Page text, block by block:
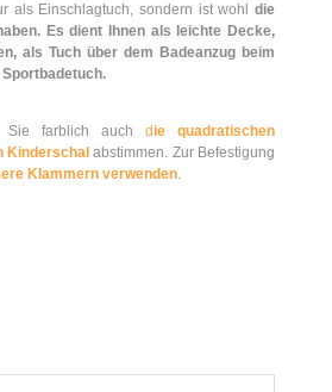
als Einschlagtuch, sondern ist wohl die
Es dient Ihnen als leichte Decke,
als Tuch über dem Badeanzug beim
Sie farblich auch die quadratischen
Kinderschal abstimmen. Zur Befestigung
Klammern verwenden.